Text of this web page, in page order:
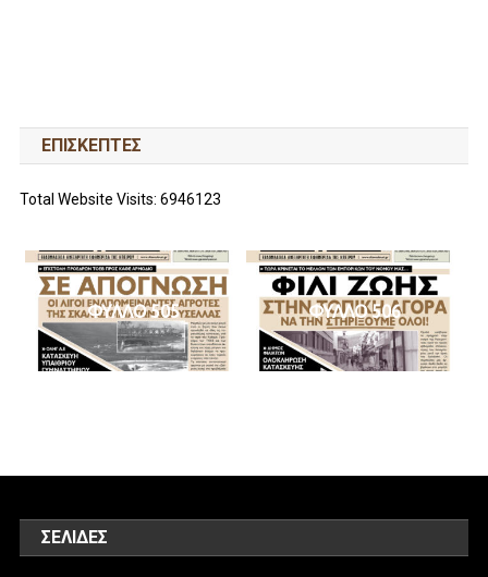
ΕΠΙΣΚΕΠΤΕΣ
Total Website Visits: 6946123
ΦΥΛΛΟ 505 ΦΥΛΛΟ 506
ΣΕΛΊΔΕΣ